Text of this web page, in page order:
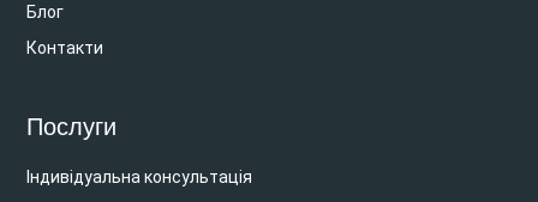
Блог
Контакти
Послуги
Індивідуальна консультація